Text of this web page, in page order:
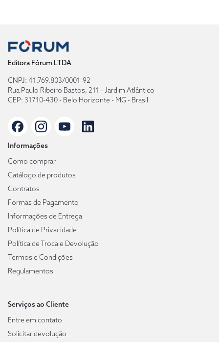
Editora Fórum LTDA
CNPJ: 41.769.803/0001-92
Rua Paulo Ribeiro Bastos, 211 - Jardim Atlântico
CEP: 31710-430 - Belo Horizonte - MG - Brasil
Informações
Como comprar
Catálogo de produtos
Contratos
Formas de Pagamento
Informações de Entrega
Política de Privacidade
Política de Troca e Devolução
Termos e Condições
Regulamentos
Serviços ao Cliente
Entre em contato
Solicitar devolução